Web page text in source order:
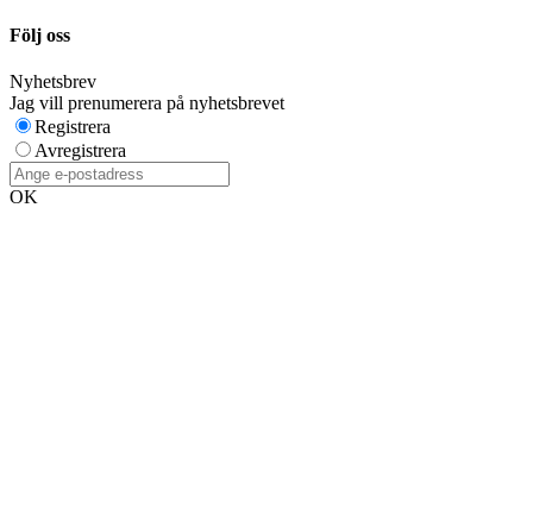
Följ oss
Nyhetsbrev
Jag vill prenumerera på nyhetsbrevet
Registrera
Avregistrera
OK